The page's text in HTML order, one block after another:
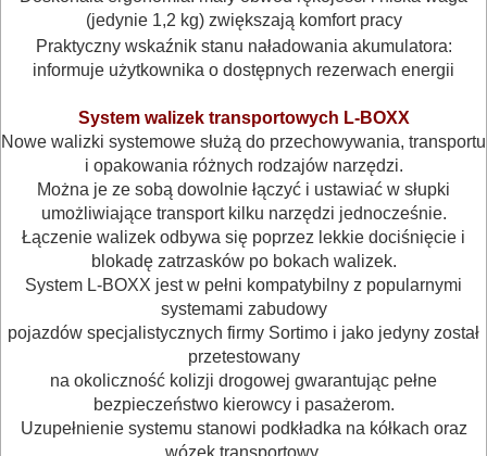
sds-
max
młotowiertarki
sds-
plus
młoty
nitownice
nożyce
blachy
nożyce
(jedynie 1,2 kg) zwiększają komfort pracy
Praktyczny wskaźnik stanu naładowania akumulatora:
informuje użytkownika o dostępnych rezerwach energii
System walizek transportowych L-BOXX
Nowe walizki systemowe służą do przechowywania, transportu
i opakowania różnych rodzajów narzędzi.
Można je ze sobą dowolnie łączyć i ustawiać w słupki
umożliwiające transport kilku narzędzi jednocześnie.
Łączenie walizek odbywa się poprzez lekkie dociśnięcie i
blokadę zatrzasków po bokach walizek.
System L-BOXX jest w pełni kompatybilny z popularnymi
systemami zabudowy
pojazdów specjalistycznych firmy Sortimo i jako jedyny został
przetestowany
na okoliczność kolizji drogowej gwarantując pełne
bezpieczeństwo kierowcy i pasażerom.
Uzupełnienie systemu stanowi podkładka na kółkach oraz